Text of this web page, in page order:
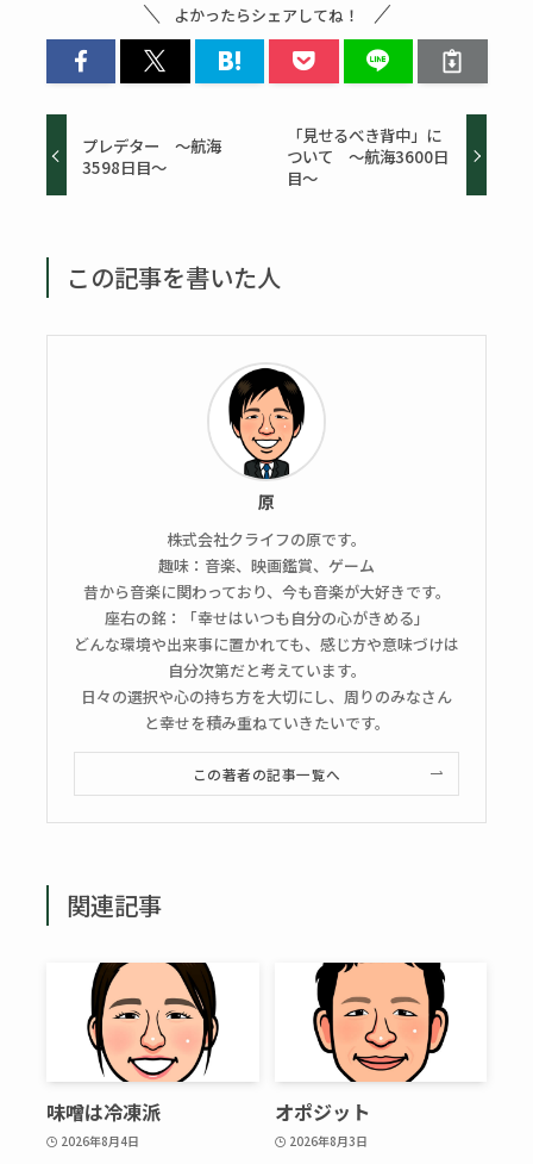
よかったらシェアしてね！
プレデター ～航海
3598日目～
「見せるべき背中」に
ついて ～航海3600日
目～
この記事を書いた人
原
株式会社クライフの原です。
趣味：音楽、映画鑑賞、ゲーム
昔から音楽に関わっており、今も音楽が大好きです。
座右の銘：「幸せはいつも自分の心がきめる」
どんな環境や出来事に置かれても、感じ方や意味づけは
自分次第だと考えています。
日々の選択や心の持ち方を大切にし、周りのみなさん
と幸せを積み重ねていきたいです。
この著者の記事一覧へ
関連記事
味噌は冷凍派
2026年8月4日
オポジット
2026年8月3日